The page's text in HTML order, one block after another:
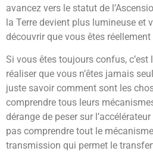
avancez vers le statut de
la Terre devient plus lumineuse et
découvrir que vous êtes
Si vous êtes toujours confus, c’est
réaliser que vous n’êtes jamais
juste savoir comment sont les
comprendre tous leurs
dérange de peser sur
pas comprendre tout le
transmission qui permet le